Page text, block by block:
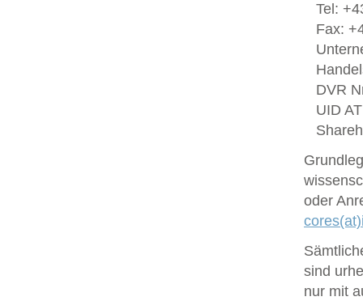
Tel:
Fax:
DVR
UID
oder
sind
nur mit